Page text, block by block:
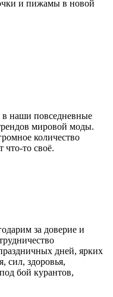
и пижамы в новой
в наши повседневные
мировой моды.
количество
то своё.
за доверие и
дней, ярких
сил, здоровья,
бой курантов,